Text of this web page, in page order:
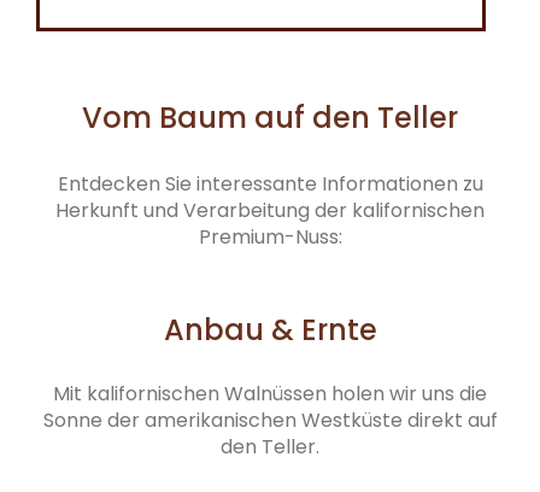
Vom Baum auf den Teller
Entdecken Sie interessante Informationen zu
Herkunft und Verarbeitung der kalifornischen
Premium-Nuss:
Anbau & Ernte
Mit kalifornischen Walnüssen holen wir uns die
Sonne der amerikanischen Westküste direkt auf
den Teller.